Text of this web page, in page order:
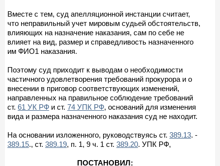
Вместе с тем, суд апелляционной инстанции считает,
что неправильный учет мировым судьей обстоятельств,
влияющих на назначение наказания, сам по себе не
влияет на вид, размер и справедливость назначенного
им ФИО1 наказания.
Поэтому суд приходит к выводам о необходимости
частичного удовлетворения требований прокурора и о
внесении в приговор соответствующих изменений,
направленных на правильное соблюдение требований
ст. 61 УК РФ и ст. 74 УПК РФ, оснований для изменения
вида и размера назначенного наказания суд не находит.
На основании изложенного, руководствуясь ст. 389.13. -
389.15., ст. 389.19, п. 1, 9 ч. 1 ст. 389.20. УПК РФ,
ПОСТАНОВИЛ: